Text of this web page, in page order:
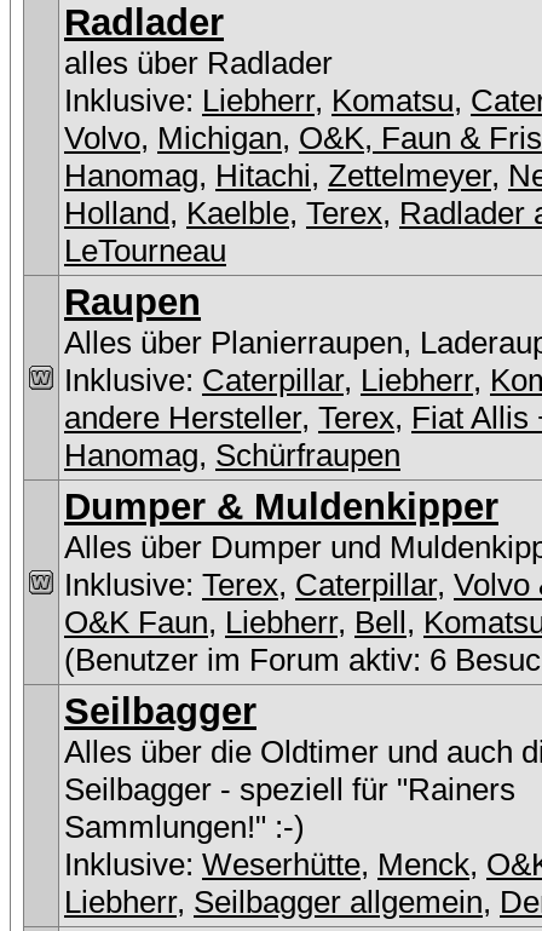
Radlader
alles über Radlader
Inklusive: Liebherr, Komatsu,
Volvo, Michigan, O&K, Faun &
Hanomag, Hitachi, Zettelmeyer,
Holland, Kaelble, Terex, Radlader
LeTourneau
Raupen
Alles über Planierraupen,
Inklusive: Caterpillar, Liebherr,
andere Hersteller, Terex, Fiat Allis
Hanomag, Schürfraupen
Dumper & Muldenkipper
Alles über Dumper und
Inklusive: Terex, Caterpillar, Volvo
O&K Faun, Liebherr, Bell,
(Benutzer im Forum aktiv: 6
Seilbagger
Alles über die Oldtimer und auch
Seilbagger - speziell für "Rainers
Sammlungen!" :-)
Inklusive: Weserhütte, Menck,
Liebherr, Seilbagger allgemein,